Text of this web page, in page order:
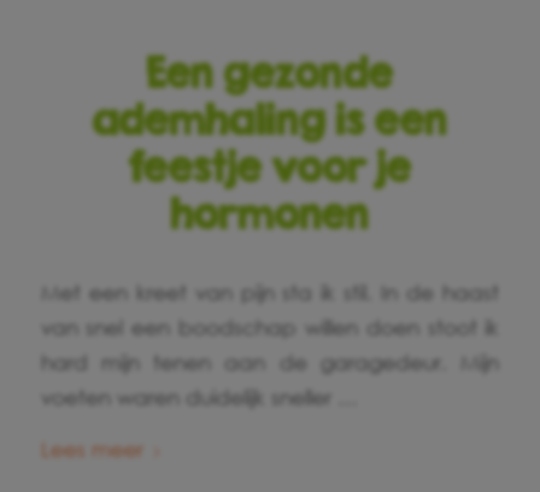
Een gezonde
ademhaling is een
feestje voor je
hormonen
Met een kreet van pijn sta ik stil. In de haast
van snel een boodschap willen doen stoot ik
hard mijn tenen aan de garagedeur. Mijn
voeten waren duidelijk sneller …
Lees meer